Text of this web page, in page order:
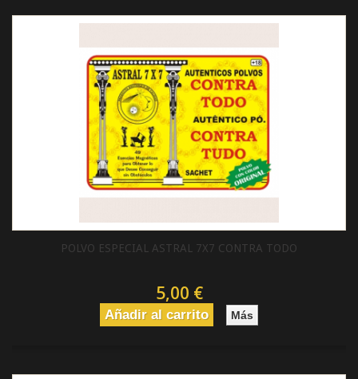
POLVO ESPECIAL ASTRAL 7X7 CONTRA TODO
5,00 €
Añadir al carrito Más